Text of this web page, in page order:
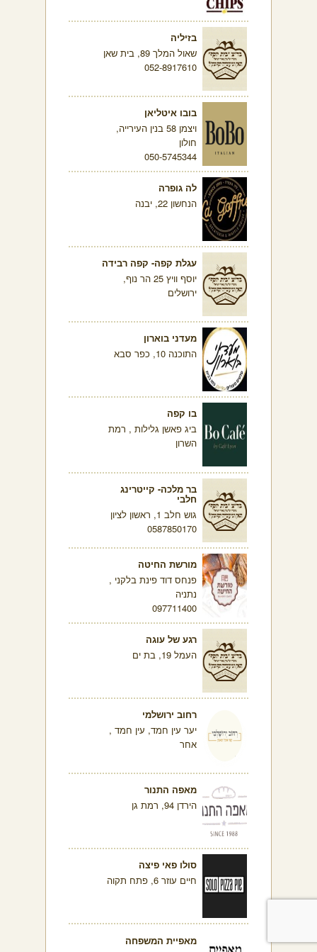
בזיליה
שאול המלך 89, בית שאן
052-8917610
בובו איטליאן
ויצמן 58 בנין העירייה,
חולון
050-5745344
לה גופרה
הנחשון 22, יבנה
עגלת קפה- קפה רבידה
יוסף וויץ 25 הר נוף,
ירושלים
מעדני בוארון
התוכנה 10, כפר סבא
בו קפה
ביג פאשן גלילות , רמת
השרון
בר מלכה- קייטרינג
חלבי
גוש חלב 1, ראשון לציון
0587850170
מורשת החיטה
פנחס דוד פינת בלקני ,
נתניה
097711400
רגע של עוגה
העמל 19, בת ים
רחוב ירושלמי
יער עין חמד, עין חמד ,
אחר
מאפה התנור
הירדן 94, רמת גן
סולו פאי פיצה
חיים עוזר 6, פתח תקוה
מאפיית המשפחה